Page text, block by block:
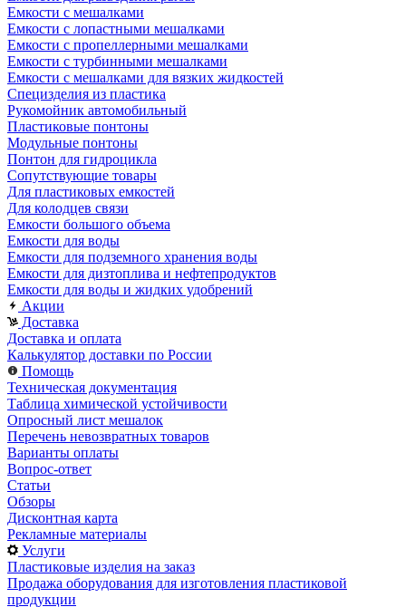
Емкости с мешалками
Емкости с лопастными мешалками
Емкости с пропеллерными мешалками
Емкости с турбинными мешалками
Емкости с мешалками для вязких жидкостей
Специзделия из пластика
Рукомойник автомобильный
Пластиковые понтоны
Модульные понтоны
Понтон для гидроцикла
Сопутствующие товары
Для пластиковых емкостей
Для колодцев связи
Емкости большого объема
Емкости для воды
Емкости для подземного хранения воды
Емкости для дизтоплива и нефтепродуктов
Емкости для воды и жидких удобрений
Акции
Доставка
Доставка и оплата
Калькулятор доставки по России
Помощь
Техническая документация
Таблица химической устойчивости
Опросный лист мешалок
Перечень невозвратных товаров
Варианты оплаты
Вопрос-ответ
Статьи
Обзоры
Дисконтная карта
Рекламные материалы
Услуги
Пластиковые изделия на заказ
Продажа оборудования для изготовления пластиковой
продукции